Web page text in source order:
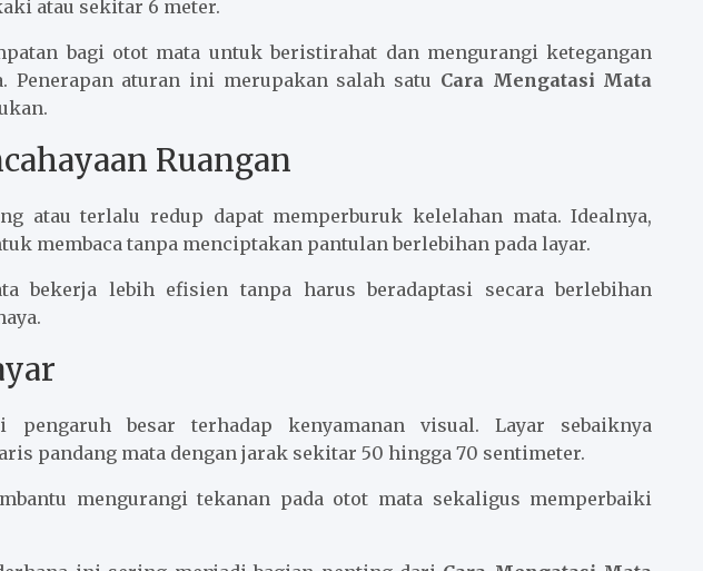
atau sekitar 6 meter.
bagi otot mata untuk beristirahat dan mengurangi ketegangan
Penerapan aturan ini merupakan salah satu Cara Mengatasi Mata
Ruangan
atau terlalu redup dapat memperburuk kelelahan mata. Idealnya,
membaca tanpa menciptakan pantulan berlebihan pada layar.
bekerja lebih efisien tanpa harus beradaptasi secara berlebihan
besar terhadap kenyamanan visual. Layar sebaiknya
pandang mata dengan jarak sekitar 50 hingga 70 sentimeter.
mengurangi tekanan pada otot mata sekaligus memperbaiki